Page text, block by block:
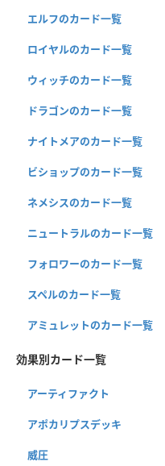
エルフのカード一覧
ロイヤルのカード一覧
ウィッチのカード一覧
ドラゴンのカード一覧
ナイトメアのカード一覧
ビショップのカード一覧
ネメシスのカード一覧
ニュートラルのカード一覧
フォロワーのカード一覧
スペルのカード一覧
アミュレットのカード一覧
効果別カード一覧
アーティファクト
アポカリプスデッキ
威圧